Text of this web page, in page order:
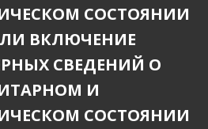
СОСТОЯНИИ
ВКЛЮЧЕНИЕ
СВЕДЕНИЙ О
И
СОСТОЯНИИ